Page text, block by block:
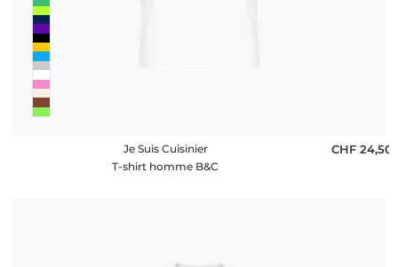
Je Suis Cuisinier
T-shirt homme B&C
CHF 24,50